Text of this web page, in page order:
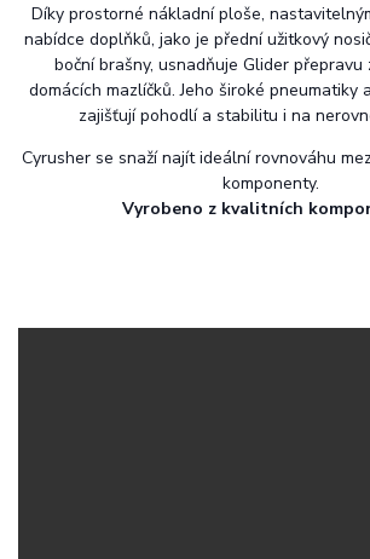
Díky prostorné nákladní ploše,
nabídce doplňků, jako je přední užitkový
boční brašny, usnadňuje Glider přepravu
domácích mazlíčků. Jeho široké pneumatiky
zajišťují pohodlí a stabilitu i na
Cyrusher se snaží najít ideální rovnováhu
komponenty.
Vyrobeno z kvalitních